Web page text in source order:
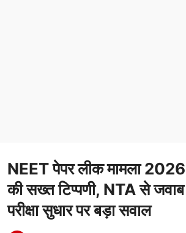
Business
Relationship
Education
NEET पेपर लीक मामला 2026:
की सख्त टिप्पणी, NTA से
परीक्षा सुधार पर बड़ा सवाल